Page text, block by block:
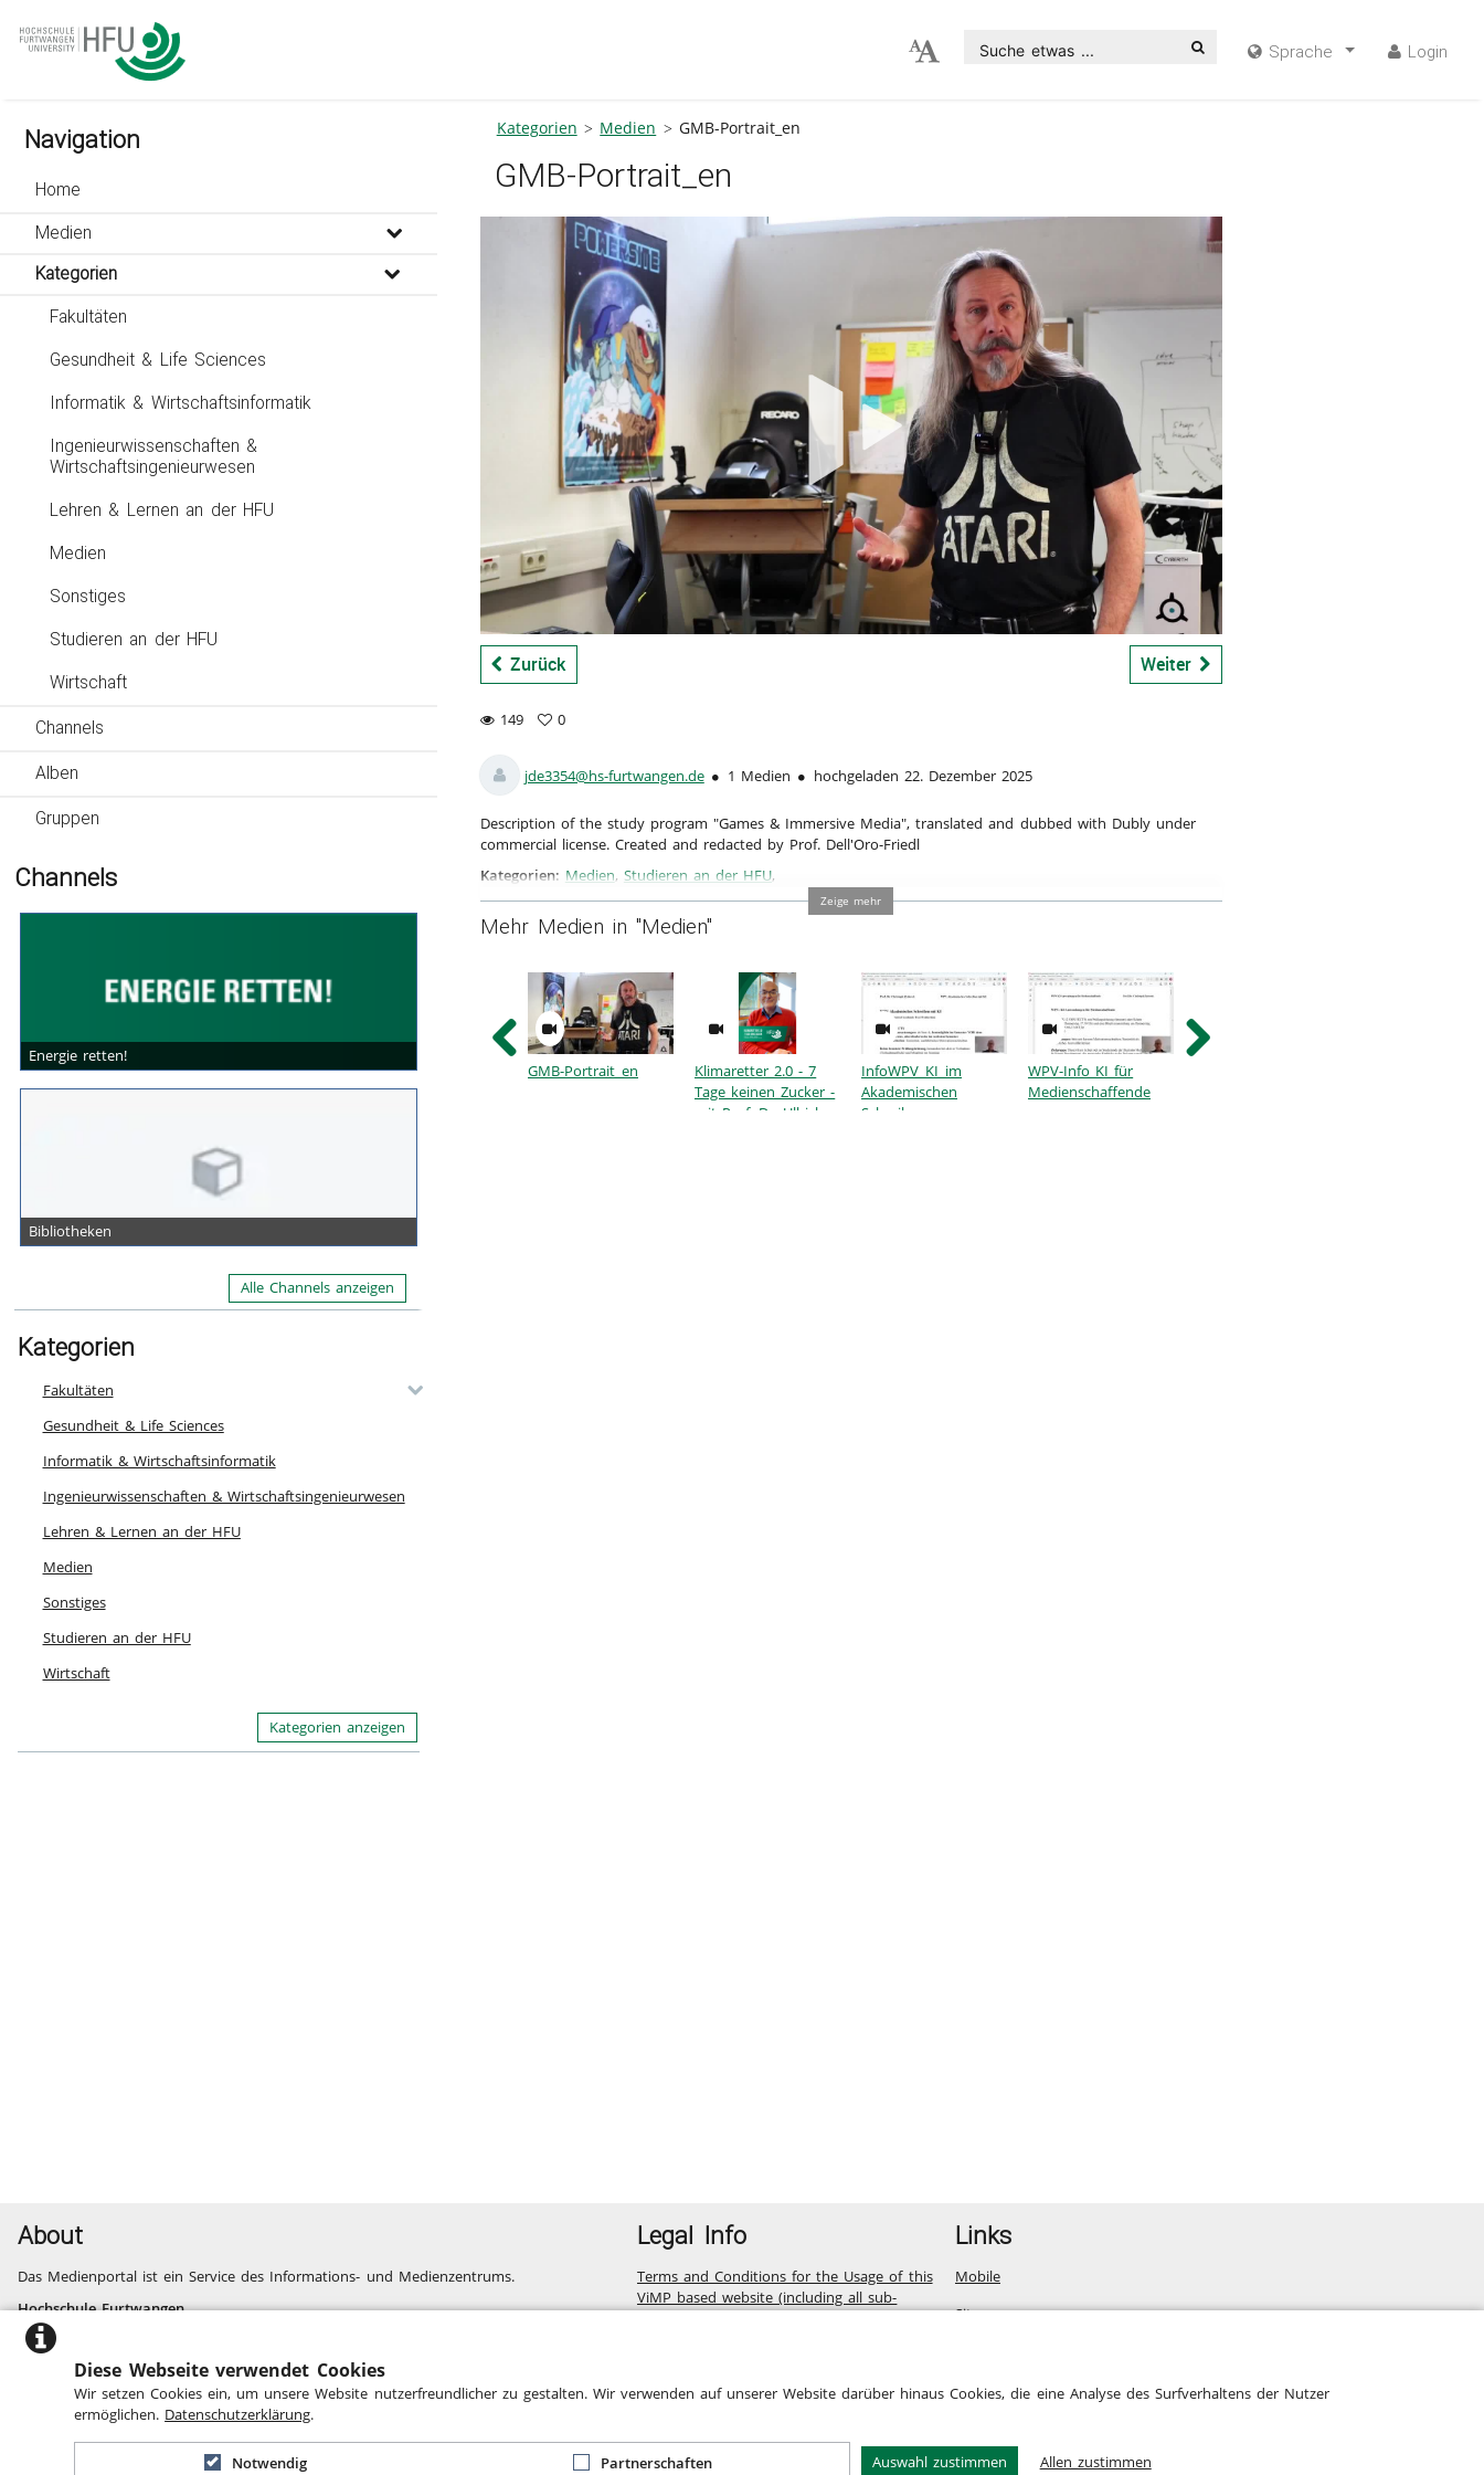
Diese Webseite verwendet Cookies
Wir setzen Cookies ein, um unsere Website nutzerfreundlicher zu gestalten. Wir verwenden auf unserer Website darüber hinaus Cookies, die eine Analyse des Surfverhaltens der Nutzer
ermöglichen. Datenschutzerklärung.
Notwendig Partnerschaften Auswahl zustimmen Allen zustimmen
Suche etwas ... Sprache Login
Navigation
Home
Medien
Kategorien
Fakultäten
Gesundheit & Life Sciences
Informatik & Wirtschaftsinformatik
Ingenieurwissenschaften &
Wirtschaftsingenieurwesen
Lehren & Lernen an der HFU
Medien
Sonstiges
Studieren an der HFU
Wirtschaft
Channels
Alben
Gruppen
Channels
Energie retten!
Bibliotheken
Alle Channels anzeigen
Kategorien
Fakultäten
Gesundheit & Life Sciences
Informatik & Wirtschaftsinformatik
Ingenieurwissenschaften & Wirtschaftsingenieurwesen
Lehren & Lernen an der HFU
Medien
Sonstiges
Studieren an der HFU
Wirtschaft
Kategorien anzeigen
Kategorien Medien GMB-Portrait_en
GMB-Portrait_en
Video
Zurück Weiter
149
views
0
favorites
jde3354@hs-furtwangen.de 1 Medien hochgeladen 22. Dezember 2025
Description of the study program "Games & Immersive Media", translated and dubbed with Dubly under
commercial license. Created and redacted by Prof. Dell'Oro-Friedl
Kategorien: Medien, Studieren an der HFU,
Fakultäten
Zeige mehr
Mehr Medien in "Medien"
GMB-Portrait_en
Klimaretter 2.0 - 7
Tage keinen Zucker -
mit Prof. Dr. Ullrich
InfoWPV_KI_im
Akademischen
Schreiben
WPV-Info KI für
Medienschaffende
About
Das Medienportal ist ein Service des Informations- und Medienzentrums.
Hochschule Furtwangen
Informatik, Technik, Wirtschaft, Medien, Gesundheit
Fragen und Probleme
Website des Informations- und Medienzentrums
Barrierefreiheit
Legal Info
Terms and Conditions for the Usage of this
ViMP based website (including all sub-
Links
Mobile
Sitemap